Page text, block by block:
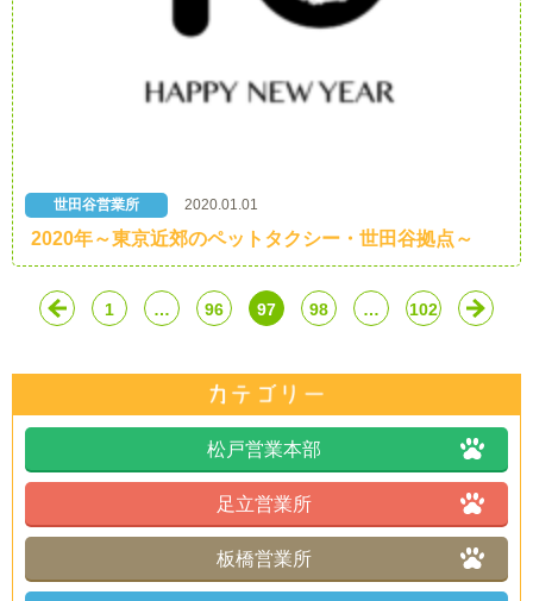
世田谷営業所 2020.01.01
2020年～東京近郊のペットタクシー・世田谷拠点～
1 … 96 97 98 … 102
松戸営業本部
足立営業所
板橋営業所